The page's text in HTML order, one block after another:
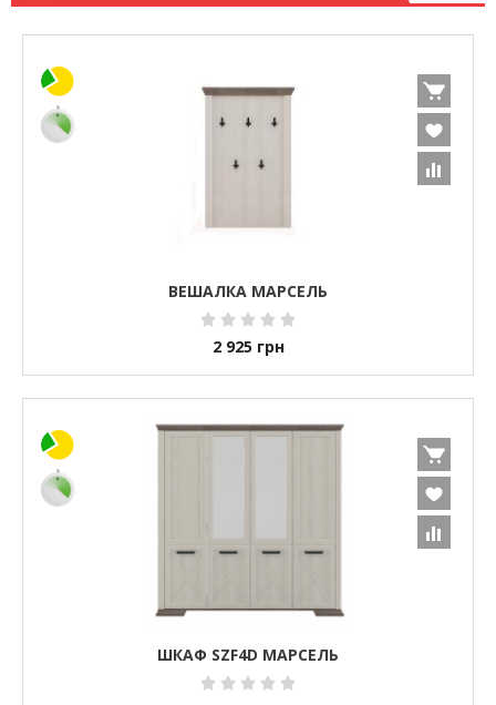
ВЕШАЛКА МАРСЕЛЬ
2 925 грн
ШКАФ SZF4D МАРСЕЛЬ